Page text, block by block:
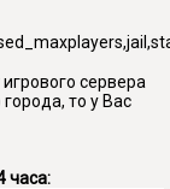
сервера
то у Вас
часа: